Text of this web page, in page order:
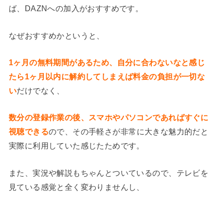
ば、DAZNへの加入がおすすめです。
なぜおすすめかというと、
1ヶ月の無料期間があるため、自分に合わないなと感じ
たら1ヶ月以内に解約してしまえば料金の負担が一切な
いだけでなく、
数分の登録作業の後、スマホやパソコンであればすぐに
視聴できるので、その手軽さが非常に大きな魅力的だと
実際に利用していた感じたためです。
また、実況や解説もちゃんとついているので、テレビを
見ている感覚と全く変わりませんし、